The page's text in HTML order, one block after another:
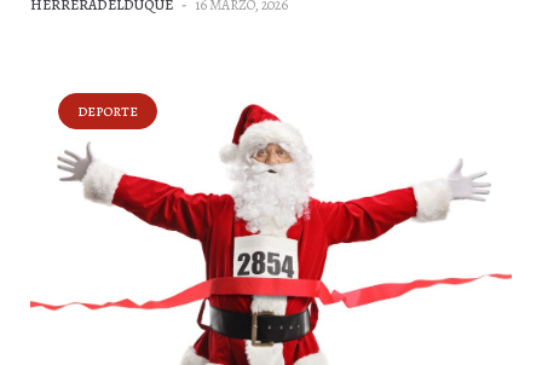
HERRERADELDUQUE - 16 MARZO, 2026
DEPORTE